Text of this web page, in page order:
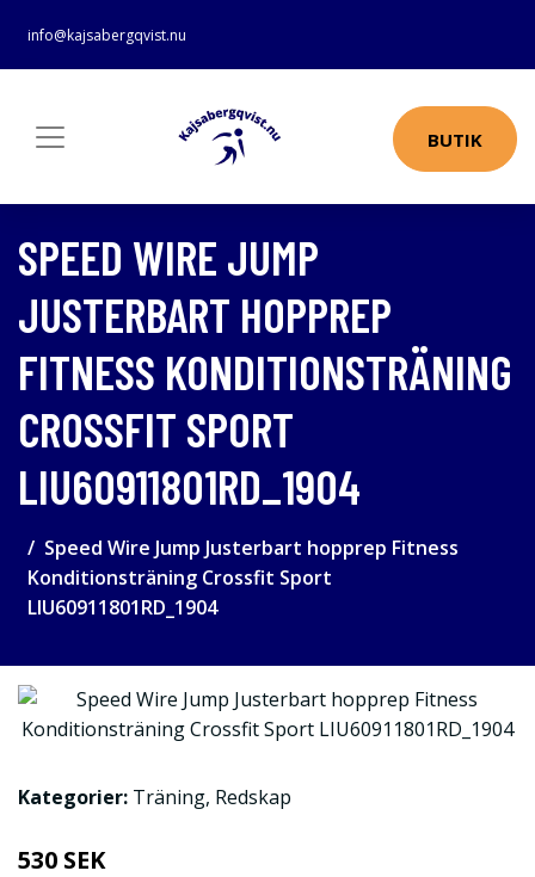
info@kajsabergqvist.nu
BUTIK
SPEED WIRE JUMP
JUSTERBART HOPPREP
FITNESS KONDITIONSTRÄNING
CROSSFIT SPORT
LIU60911801RD_1904
Speed Wire Jump Justerbart hopprep Fitness
Konditionsträning Crossfit Sport
LIU60911801RD_1904
Kategorier: Träning, Redskap
530 SEK